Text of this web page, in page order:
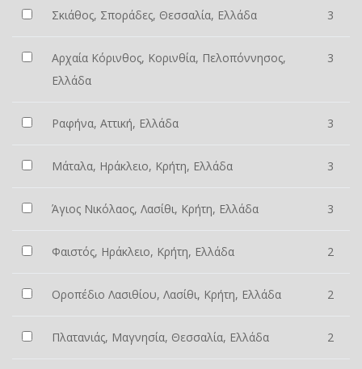
Σκιάθος, Σποράδες, Θεσσαλία, Ελλάδα 3
Αρχαία Κόρινθος, Κορινθία, Πελοπόννησος,
Ελλάδα
3
Ραφήνα, Αττική, Ελλάδα 3
Μάταλα, Ηράκλειο, Κρήτη, Ελλάδα 3
Άγιος Νικόλαος, Λασίθι, Κρήτη, Ελλάδα 3
Φαιστός, Ηράκλειο, Κρήτη, Ελλάδα 2
Οροπέδιο Λασιθίου, Λασίθι, Κρήτη, Ελλάδα 2
Πλατανιάς, Μαγνησία, Θεσσαλία, Ελλάδα 2